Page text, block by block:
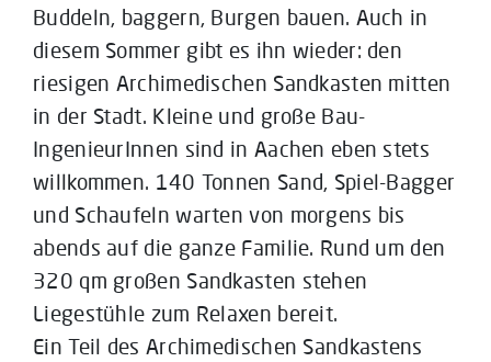
Buddeln, baggern, Burgen bauen. Auch in
diesem Sommer gibt es ihn wieder: den
riesigen Archimedischen Sandkasten mitten
in der Stadt. Kleine und große Bau-
IngenieurInnen sind in Aachen eben stets
willkommen. 140 Tonnen Sand, Spiel-Bagger
und Schaufeln warten von morgens bis
abends auf die ganze Familie. Rund um den
320 qm großen Sandkasten stehen
Liegestühle zum Relaxen bereit.
Ein Teil des Archimedischen Sandkastens